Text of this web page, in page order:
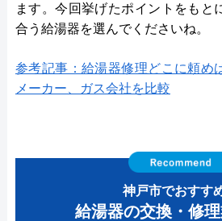
ます。今回挙げたポイントをもと
合う給湯器を選んでくださいね。
参考記事：給湯器修理どこに頼め
メーカー、ガス会社を比較
神戸市でおすす
給湯器の交換・修